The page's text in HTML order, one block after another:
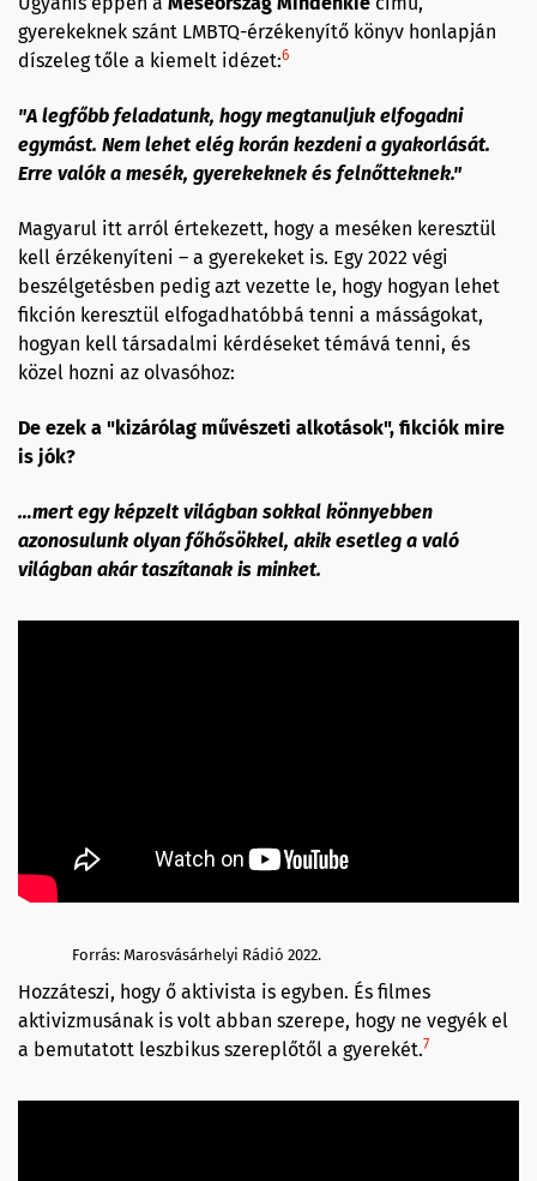
gyerekeknek szánt LMBTQ-érzékenyítő könyv honlapján
díszeleg tőle a kiemelt idézet:6
"A legfőbb feladatunk, hogy megtanuljuk elfogadni
egymást. Nem lehet elég korán kezdeni a gyakorlását.
Erre valók a mesék, gyerekeknek és felnőtteknek."
Magyarul itt arról értekezett, hogy a meséken keresztül
kell érzékenyíteni – a gyerekeket is. Egy 2022 végi
beszélgetésben pedig azt vezette le, hogy hogyan lehet
fikción keresztül elfogadhatóbbá tenni a másságokat,
hogyan kell társadalmi kérdéseket témává tenni, és
közel hozni az olvasóhoz:
De ezek a "kizárólag művészeti alkotások", fikciók mire
is jók?
…mert egy képzelt világban sokkal könnyebben
azonosulunk olyan főhősökkel, akik esetleg a való
világban akár taszítanak is minket.
Forrás: Marosvásárhelyi Rádió 2022.
Hozzáteszi, hogy ő aktivista is egyben. És filmes
aktivizmusának is volt abban szerepe, hogy ne vegyék el
a bemutatott leszbikus szereplőtől a gyerekét.7